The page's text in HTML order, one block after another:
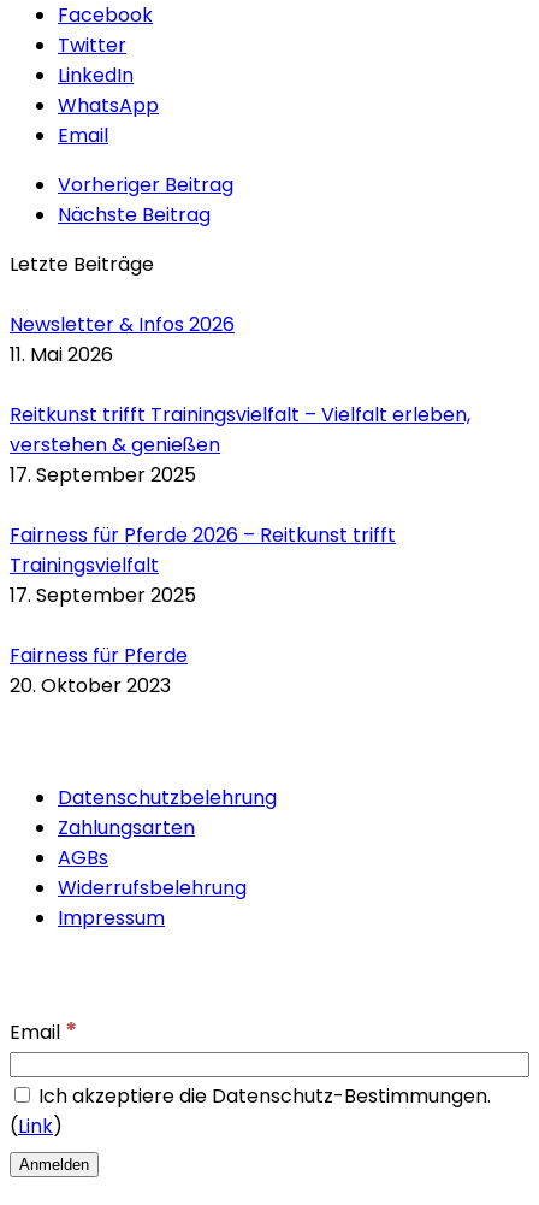
Facebook
Twitter
LinkedIn
WhatsApp
Email
Vorheriger Beitrag
Nächste Beitrag
Letzte Beiträge
Newsletter & Infos 2026
11. Mai 2026
Reitkunst trifft Trainingsvielfalt – Vielfalt erleben,
verstehen & genießen
17. September 2025
Fairness für Pferde 2026 – Reitkunst trifft
Trainingsvielfalt
17. September 2025
Fairness für Pferde
20. Oktober 2023
Datenschutzbelehrung
Zahlungsarten
AGBs
Widerrufsbelehrung
Impressum
Email *
Ich akzeptiere die Datenschutz-Bestimmungen.
(Link)